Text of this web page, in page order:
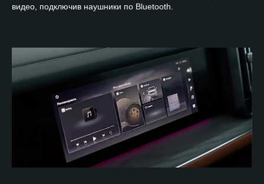
видео, подключив наушники по Bluetooth.